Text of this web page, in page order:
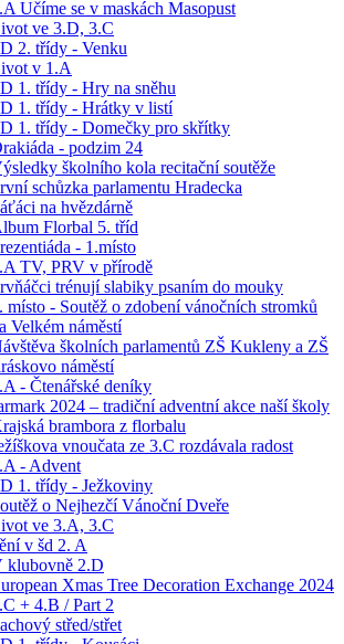
Učíme se v maskách Masopust
ve 3.D, 3.C
2. třídy - Venku
v 1.A
1. třídy - Hry na sněhu
1. třídy - Hrátky v listí
1. třídy - Domečky pro skřítky
- podzim 24
školního kola recitační soutěže
schůzka parlamentu Hradecka
na hvězdárně
Florbal 5. tříd
- 1.místo
TV, PRV v přírodě
trénují slabiky psaním do mouky
místo - Soutěž o zdobení vánočních stromků
Velkém náměstí
školních parlamentů ZŠ Kukleny a ZŠ
náměstí
- Čtenářské deníky
2024 – tradiční adventní akce naší školy
brambora z florbalu
vnoučata ze 3.C rozdávala radost
- Advent
1. třídy - Ježkoviny
o Nejhezčí Vánoční Dveře
ve 3.A, 3.C
v šd 2. A
klubovně 2.D
Xmas Tree Decoration Exchange 2024
+ 4.B / Part 2
střed/střet